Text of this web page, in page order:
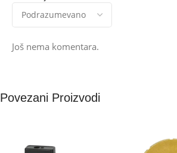
Još nema komentara.
Povezani Proizvodi